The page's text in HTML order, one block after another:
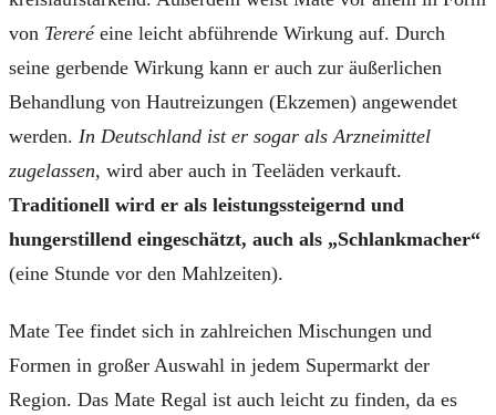
von Tereré eine leicht abführende Wirkung auf. Durch
seine gerbende Wirkung kann er auch zur äußerlichen
Behandlung von Hautreizungen (Ekzemen) angewendet
werden. In Deutschland ist er sogar als Arzneimittel
zugelassen, wird aber auch in Teeläden verkauft.
Traditionell wird er als leistungssteigernd und
hungerstillend eingeschätzt, auch als „Schlankmacher“
(eine Stunde vor den Mahlzeiten).
Mate Tee findet sich in zahlreichen Mischungen und
Formen in großer Auswahl in jedem Supermarkt der
Region. Das Mate Regal ist auch leicht zu finden, da es